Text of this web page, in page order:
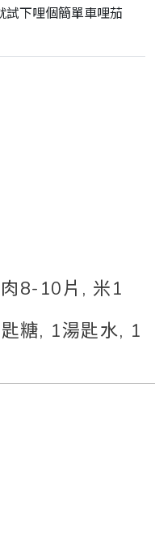
試下哩個簡單車哩茄
8-10片, 米1
糖, 1湯匙水, 1